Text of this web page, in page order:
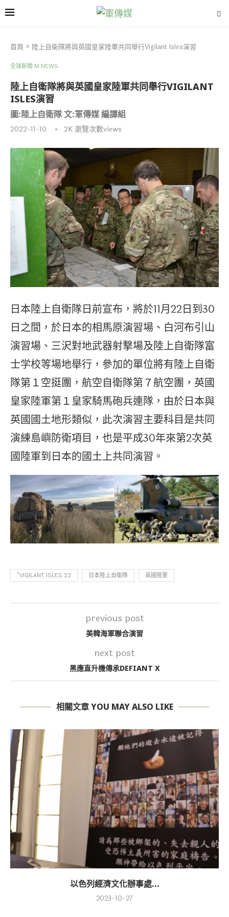
首頁 » 陸上自衛隊將與英國皇家陸軍共同舉行Vigilant Isles演習
全球新聞 M.NEWS
陸上自衛隊將與英國皇家陸軍共同舉行VIGILANT
ISLES演習
圖:陸上自衛隊 文:軍傳媒 編譯組
2022-11-10 2K瀏覽次數views
日本陸上自衛隊日前宣布，將於11月22日到30
日之間，於日本的相馬原演習場、白河布引山
演習場、三沢對地武器射撃場及陸上自衛隊富
士学校等場地舉行，參加的單位將有陸上自衛
隊第１空挺團，航空自衛隊第７航空團，英國
皇家陸軍第１皇家騎馬砲兵連隊，由於日本與
英國國土地形類似，此次演習主要科目是共同
演練島嶼防衛項目，也是平成30年來第2次英
國陸軍到日本的國土上共同演習。
“VIGILANT ISLES 22 日本陸上自衛隊 英國陸軍
previous post
美韓海軍聯合演習
next post
黑應直升機傳承DEFIANT X
相關文章 YOU MAY ALSO LIKE
以色列經濟文化辦事處...
2023-10-27